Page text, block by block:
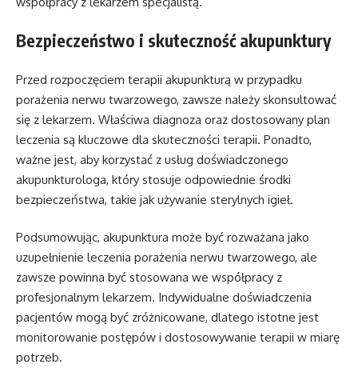
Bezpieczeństwo i skuteczność akupunktury
Przed rozpoczęciem terapii akupunkturą w przypadku
porażenia nerwu twarzowego, zawsze należy skonsultować
się z lekarzem. Właściwa diagnoza oraz dostosowany plan
leczenia są kluczowe dla skuteczności terapii. Ponadto,
ważne jest, aby korzystać z usług doświadczonego
akupunkturologa, który stosuje odpowiednie środki
bezpieczeństwa, takie jak używanie sterylnych igieł.
Podsumowując, akupunktura może być rozważana jako
uzupełnienie leczenia porażenia nerwu twarzowego, ale
zawsze powinna być stosowana we współpracy z
profesjonalnym lekarzem. Indywidualne doświadczenia
pacjentów mogą być zróżnicowane, dlatego istotne jest
monitorowanie postępów i dostosowywanie terapii w miarę
potrzeb.